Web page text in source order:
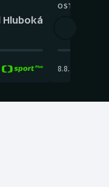
Hluboká
OSTATNÍ
8.8.